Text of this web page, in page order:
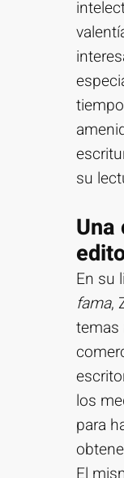
su
En su
fama,
temas
los
para